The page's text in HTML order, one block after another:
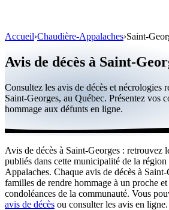
Personnalités publiques
Québec
Canada
International
Par région
Par ville
Maisons funéraires
Accueil›Chaudière-Appalaches›Saint-
Avis de décès à Saint-
Consultez les avis de décès et nécrologies
Saint-Georges, au Québec. Présentez vos
hommage aux défunts en ligne.
Avis de décès à Saint-Georges : retrouvez
publiés dans cette municipalité de la
Appalaches. Chaque avis de décès à
familles de rendre hommage à un proche
condoléances de la communauté. Vous
avis de décès ou consulter les avis en ligne.